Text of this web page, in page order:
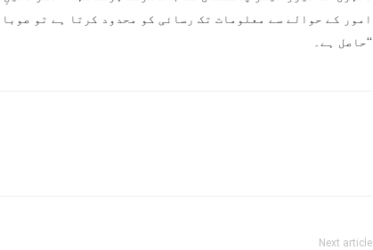
امور کے حوالے سے معلومات تک رسائی کو محدود کرتا ہے تو
حاصل ہے۔‘‘
Next article